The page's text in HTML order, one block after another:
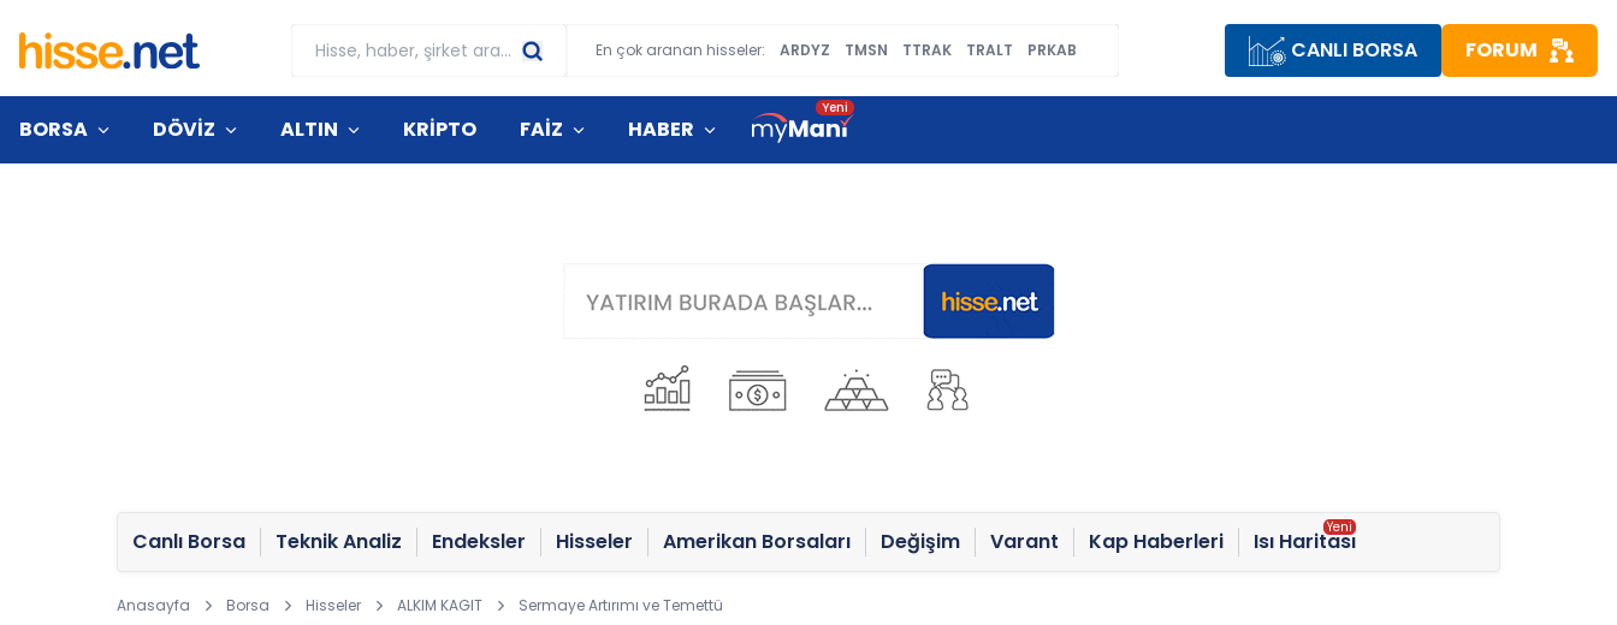
En çok aranan hisseler: ARDYZ TMSN TTRAK TRALT PRKAB CANLI BORSA FORUM
BORSA DÖVİZ ALTIN KRİPTO FAİZ HABER
Canlı Borsa Teknik Analiz Endeksler Hisseler Amerikan Borsaları Değişim Varant Kap Haberleri Isı Haritası
Anasayfa Borsa Hisseler ALKIM KAGIT Sermaye Artırımı ve Temettü